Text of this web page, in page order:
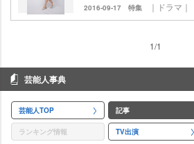
2016-09-17 特集 ｜ドラマ｜
1/1
芸能人事典
芸能人TOP 記事
ランキング情報 TV出演